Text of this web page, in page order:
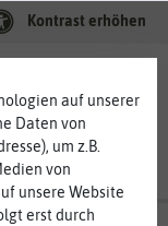
Kontrast erhöhen
auf unserer
Daten von
um z.B.
von
unsere Website
erst durch